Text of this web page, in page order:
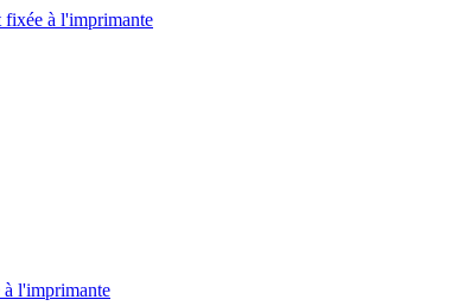
fixée à l'imprimante
l'imprimante